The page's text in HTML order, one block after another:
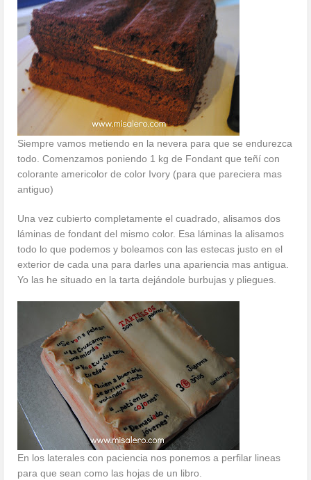
Siempre vamos metiendo en la nevera para que se endurezca
todo. Comenzamos poniendo 1 kg de Fondant que teñí con
colorante americolor de color Ivory (para que pareciera mas
antiguo)
Una vez cubierto completamente el cuadrado, alisamos dos
láminas de fondant del mismo color. Esa láminas la alisamos
todo lo que podemos y boleamos con las estecas justo en el
exterior de cada una para darles una apariencia mas antigua.
Yo las he situado en la tarta dejándole burbujas y pliegues.
En los laterales con paciencia nos ponemos a perfilar lineas
para que sean como las hojas de un libro.